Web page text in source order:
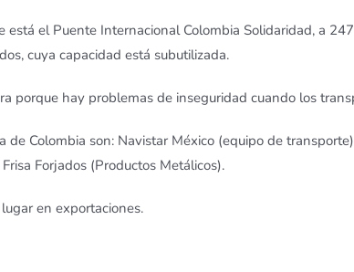
el Puente Internacional Colombia Solidaridad, a
cuya capacidad está subutilizada.
porque hay problemas de inseguridad cuando los
Colombia son: Navistar México (equipo de
Forjados (Productos Metálicos).
en exportaciones.